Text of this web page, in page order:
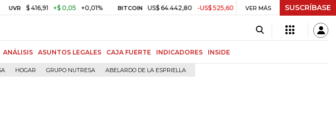
$ 416,91 +$ 0,05 +0,01% BITCOIN US$ 64.442,80 -US$ 525,60 -0,81% TRM $ 3.157,43 -$ 21,97
VER MÁS SUSCRÍBASE
ANÁLISIS ASUNTOS LEGALES CAJA FUERTE INDICADORES INSIDE
HOGAR GRUPO NUTRESA ABELARDO DE LA ESPRIELLA